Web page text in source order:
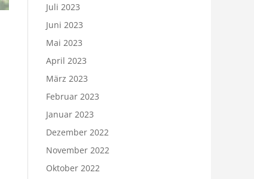
Juli 2023
Juni 2023
Mai 2023
April 2023
März 2023
Februar 2023
Januar 2023
Dezember 2022
November 2022
Oktober 2022